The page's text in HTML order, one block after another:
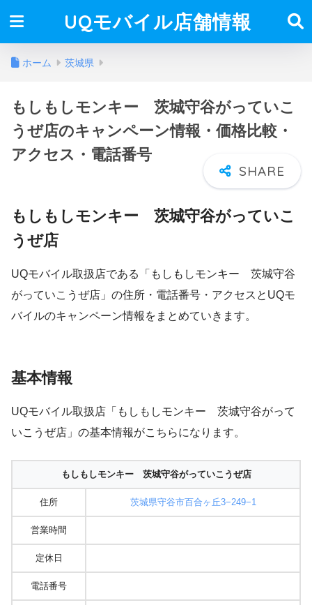
UQモバイル店舗情報
ホーム 茨城県
もしもしモンキー 茨城守谷がっていこ
うぜ店のキャンペーン情報・価格比較・
アクセス・電話番号
もしもしモンキー 茨城守谷がっていこ
うぜ店
UQモバイル取扱店である「もしもしモンキー 茨城守谷
がっていこうぜ店」の住所・電話番号・アクセスとUQモ
バイルのキャンペーン情報をまとめていきます。
基本情報
UQモバイル取扱店「もしもしモンキー 茨城守谷がって
いこうぜ店」の基本情報がこちらになります。
もしもしモンキー 茨城守谷がっていこうぜ店
住所 茨城県守谷市百合ヶ丘3−249−1
営業時間
定休日
電話番号